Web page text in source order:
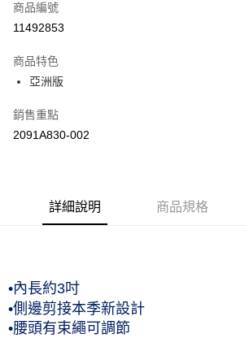
信用卡分期付款
合作金庫商業銀行
華南商業銀行
國泰世華商業銀行
臺灣中小企業銀行
玉山商業銀行
星展（台
台新國際商業銀行
LINE Pay
運送方式
付款後全家取貨(僅限台灣本島，離島恕不配送
付款後萊爾富取貨(僅限台灣本島，離島恕不
付款後7-11取貨(僅限台灣本島，離島恕不配
作天到貨
每筆NT$60，滿NT$1,000(含以上)免運費
商品編號
11492853
商品特色
亞洲版
銷售重點
2091A830-002
詳細說明 商品規格
•內長約3吋
•側邊剪接本季新設計
•腰頭有束繩可調節